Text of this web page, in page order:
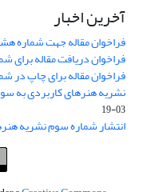
آخرین اخبار
فراخوان مقاله جهت شماره
فراخوان دریافت مقاله برای
فراخوان مقاله برای چاپ در
نشریه هنرهای کاربردی
03-19
انتشار شماره سوم نشریه